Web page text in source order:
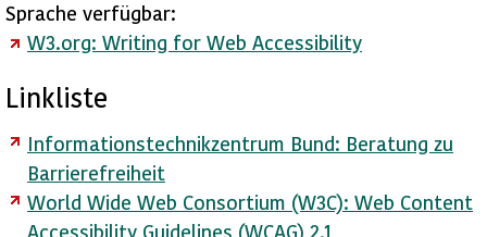
Sprache verfügbar:
W3.org: Writing for Web Accessibility
Linkliste
Informationstechnikzentrum Bund: Beratung zu
Barrierefreiheit
World Wide Web Consortium (W3C): Web Content
Accessibility Guidelines (WCAG) 2.1